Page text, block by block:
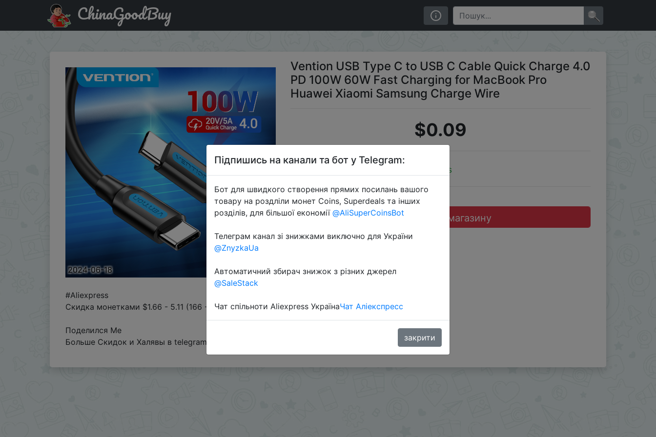
Знижка на Vention USB Type C to USB C Cable Quick Charge 4.0 PD 100W 60W Fast Charging for MacBook Pro Huawei Xiaomi Samsung Charge Wire
ChinaGoodBuy
2024-06-18
Vention USB Type C to USB C Cable Quick Charge 4.0
PD 100W 60W Fast Charging for MacBook Pro
Huawei Xiaomi Samsung Charge Wire
$0.09
Coins
Перейти до магазину
#Aliexpress
Скидка монетками $1.66 - 5.11 (166 -511 Coins) в приложении.
Поделился Me
Больше Скидок и Халявы в telegram
Підпишись на канали та бот у Telegram:
Бот для швидкого створення прямих посилань вашого
товару на роздліли монет Coins, Superdeals та інших
розділів, для більшої економії @AliSuperCoinsBot
Телеграм канал зі знижками виключно для України
@ZnyzkaUa
Автоматичний збирач знижок з різних джерел
@SaleStack
Чат спільноти Aliexpress УкраїнаЧат Аліекспресс
закрити